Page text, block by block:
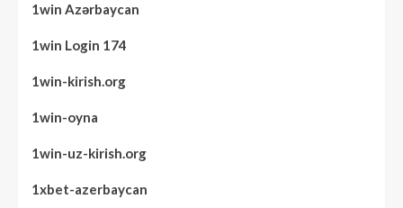
1win Azərbaycan
1win Login 174
1win-kirish.org
1win-oyna
1win-uz-kirish.org
1xbet-azerbaycan